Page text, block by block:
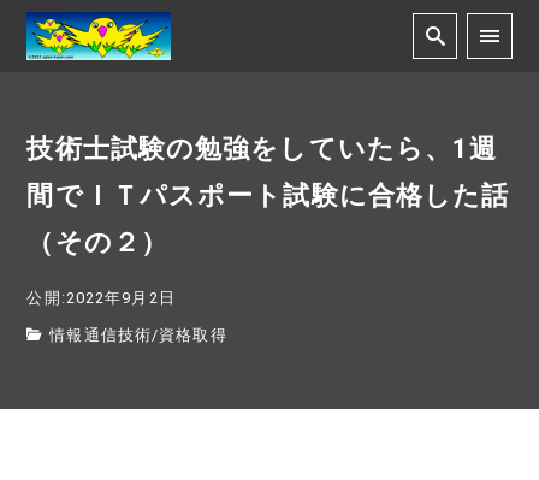
技術士試験の勉強をしていたら、1週
間でＩＴパスポート試験に合格した話
（その２）
公開:2022年9月2日
情報通信技術/資格取得